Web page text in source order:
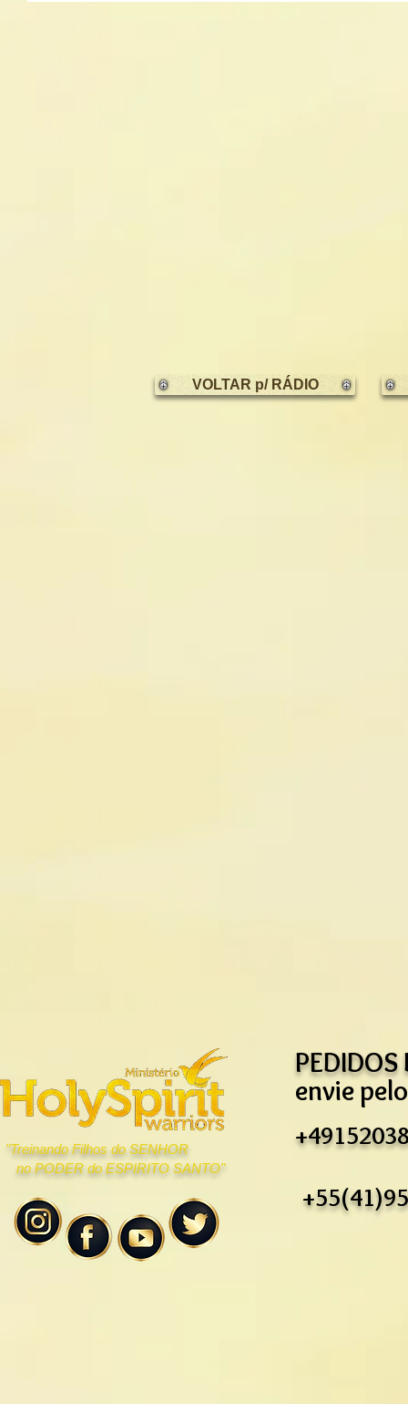
VOLTAR p/ RÁDIO
"Treinando Filhos do SENHOR
no PODER do ESPIRITO SANTO"
PEDIDOS
envie